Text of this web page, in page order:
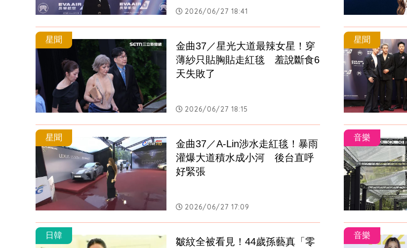
2026/06/27 18:41
星聞
金曲37／星光大道最辣女星！穿
薄紗只貼胸貼走紅毯　羞說斷食6
天失敗了
2026/06/27 18:15
星聞
星聞
金曲37／A-Lin涉水走紅毯！暴雨
灌爆大道積水成小河　後台直呼
好緊張
2026/06/27 17:09
音樂
日韓
皺紋全被看見！44歲孫藝真「零
音樂